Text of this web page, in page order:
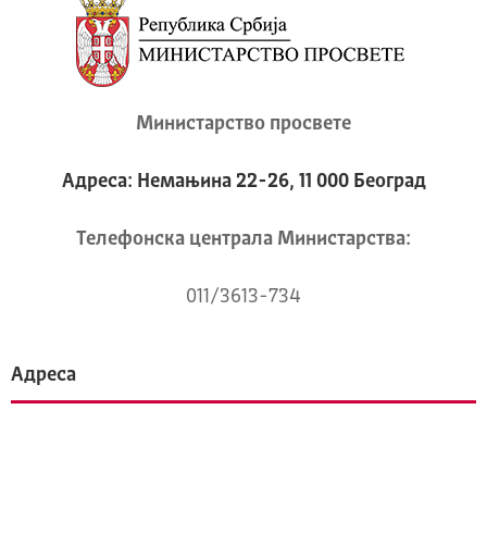
Министарство просвете
Адреса: Немањина 22-26, 11 000 Београд
Телeфонска централа Mинистарства:
011/3613-734
Адреса